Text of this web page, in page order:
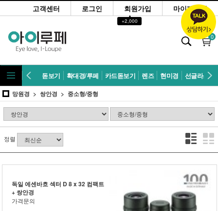
고객센터 로그인 회원가입
▲
+2,000
마이페이지
0
돋보기 확대경/루페 카드돋보기 렌즈 현미경 선글라스
망원경 쌍안경 중소형/중형
정렬
독일 에센바흐 섹터 D 8 x 32 컴팩트
+ 쌍안경
가격문의